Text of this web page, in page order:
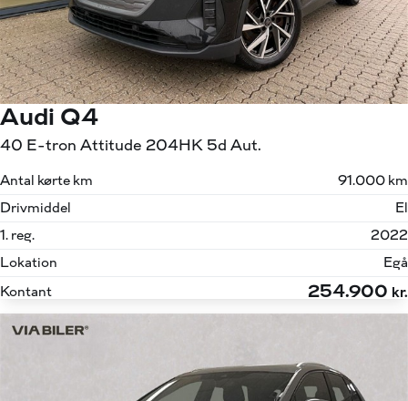
Audi Q4
40 E-tron Attitude 204HK 5d Aut.
Antal kørte km
91.000 km
Drivmiddel
El
1. reg.
2022
Lokation
Egå
Kontant
254.900 kr.